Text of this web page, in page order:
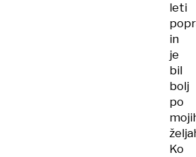
leti
in
je
bil
bolj
po
Ko